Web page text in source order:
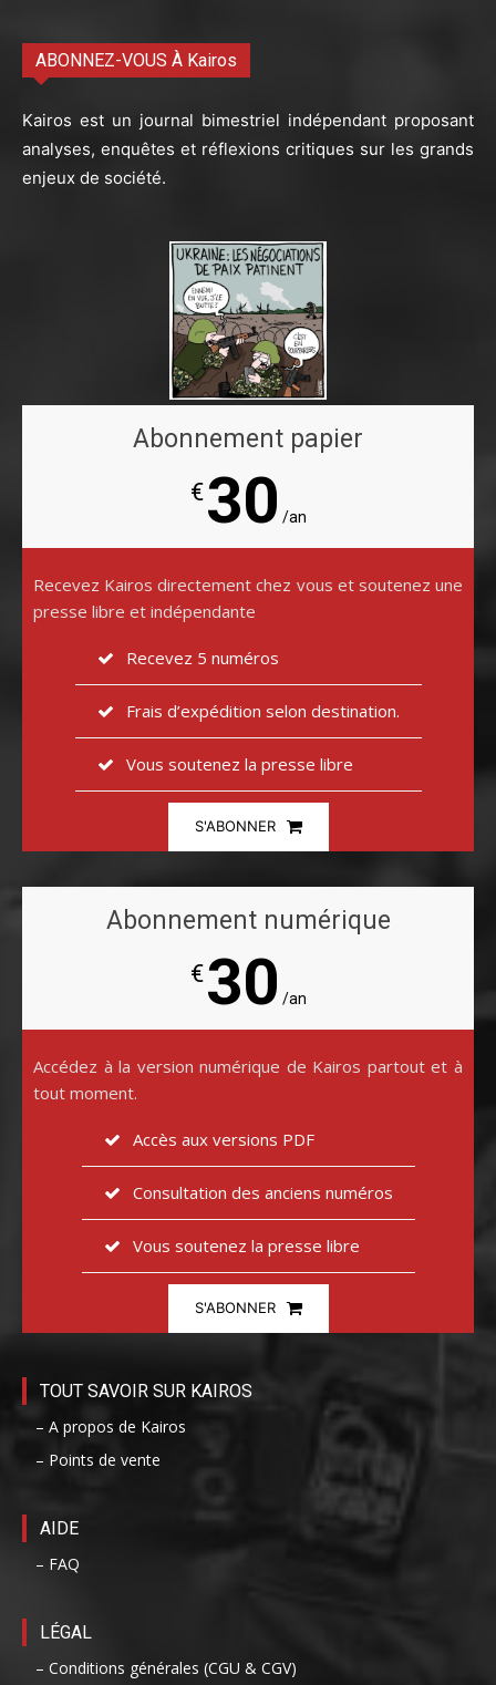
ABONNEZ-VOUS À Kairos
Kairos est un journal bimestriel indépendant proposant
analyses, enquêtes et réflexions critiques sur les grands
enjeux de société.
Abonnement papier
€30 /an
Recevez Kairos directement chez vous et soutenez une
presse libre et indépendante
Recevez 5 numéros
Frais d’expédition selon destination.
Vous soutenez la presse libre
S'ABONNER
Abonnement numérique
€30 /an
Accédez à la version numérique de Kairos partout et à
tout moment.
Accès aux versions PDF
Consultation des anciens numéros
Vous soutenez la presse libre
S'ABONNER
TOUT SAVOIR SUR KAIROS
– A propos de Kairos
– Points de vente
AIDE
– FAQ
LÉGAL
– Conditions générales (CGU & CGV)